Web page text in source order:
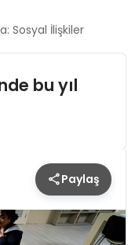
Sosyal İlişkiler
bu yıl
Paylaş